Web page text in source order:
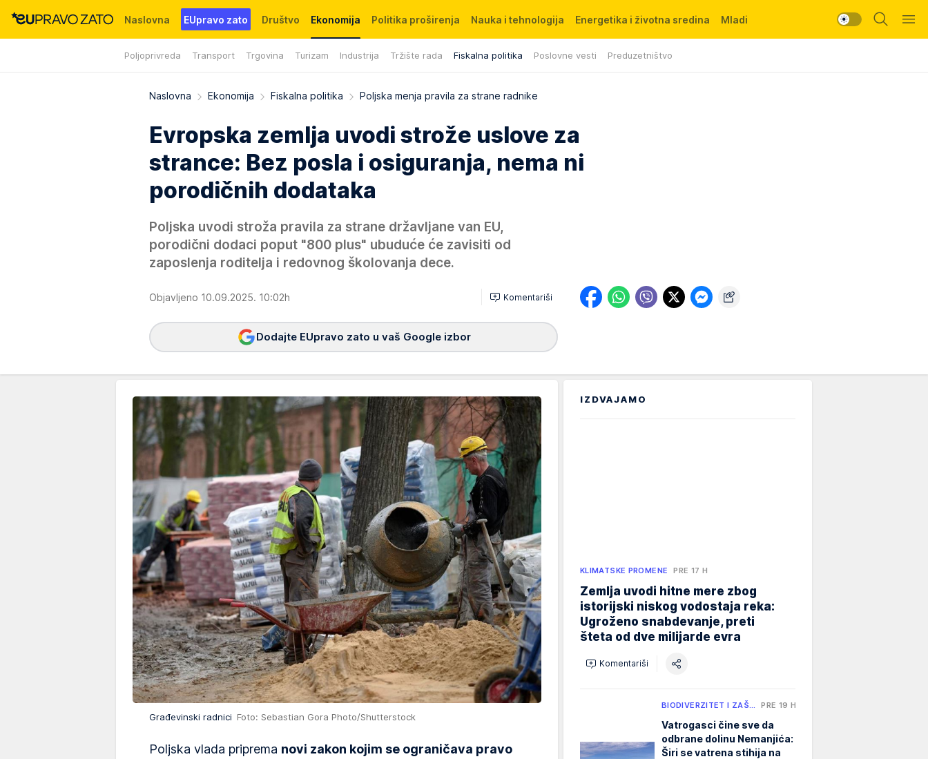
Naslovna EUpravo zato Društvo Ekonomija
Poljoprivreda Transport Trgovina Turizam Industrija Tržište rada Fiskalna politika Poslovne vesti Preduzetništvo
Politika proširenja Nauka i tehnologija Energetika i životna sredina Mladi
Događaji News WMG fondacija
Naslovna Ekonomija Fiskalna politika Poljska menja pravila za strane radnike
Evropska zemlja uvodi strože uslove za
strance: Bez posla i osiguranja, nema ni
porodičnih dodataka
Poljska uvodi stroža pravila za strane državljane van EU,
porodični dodaci poput "800 plus" ubuduće će zavisiti od
zaposlenja roditelja i redovnog školovanja dece.
Objavljeno 10.09.2025. 10:02h Komentariši
Dodajte EUpravo zato u vaš Google izbor
Građevinski radnici Foto: Sebastian Gora Photo/Shutterstock
Poljska vlada priprema novi zakon kojim se ograničava pravo
IZDVAJAMO
KLIMATSKE PROMENE PRE 17 H
Zemlja uvodi hitne mere zbog
istorijski niskog vodostaja reka:
Ugroženo snabdevanje, preti
šteta od dve milijarde evra
Komentariši
BIODIVERZITET I ZAŠ… PRE 19 H
Vatrogasci čine sve da
odbrane dolinu Nemanjića:
Širi se vatrena stihija na